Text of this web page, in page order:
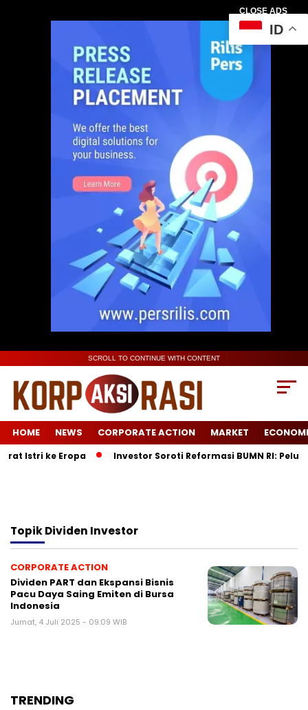
CLOSE ADS
SCROLL TO CONTINUE WITH CONTENT
HOME NEWS CORPORATE ACTION MARKET
Istri ke Eropa Investor Soroti Reformasi BUMN RI:
TopikDividen Investor
CORPORATE ACTION
Dividen PART dan Ekspansi Bisnis
Pacu Daya Saing Emiten di Bursa
Indonesia
Jumat, 4 Juli 2025 - 09:09 WIB
TRENDING
ID